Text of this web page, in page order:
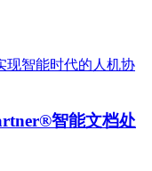
智能文档处